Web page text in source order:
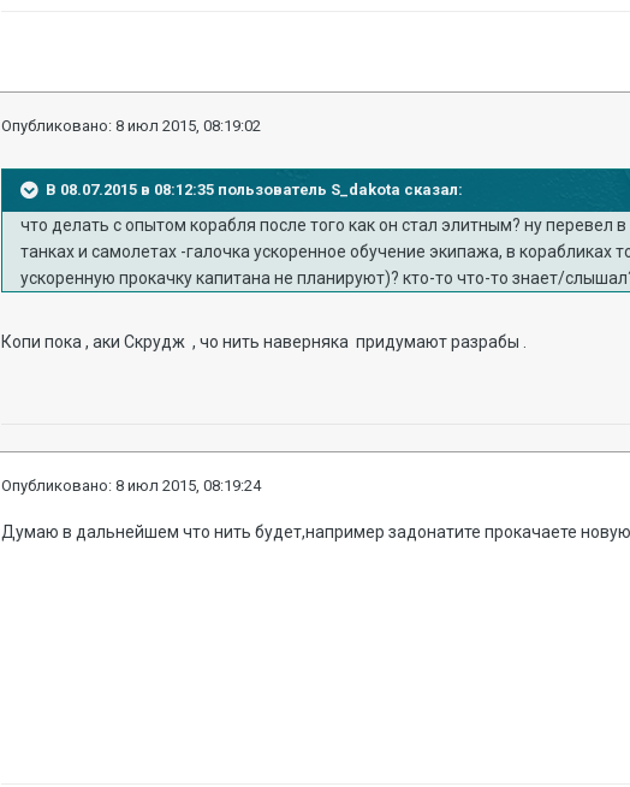
Опубликовано:8 июл 2015, 08:19:02
В 08.07.2015 в 08:12:35 пользователь S_dakota сказал:
что делать с опытом корабля после того как он стал элитным? ну перевел
танках и самолетах -галочка ускоренное обучение экипажа, в корабликах
ускоренную прокачку капитана не планируют)? кто-то что-то знает/
Копи пока , аки Скрудж , чо нить наверняка придумают разрабы .
Опубликовано:8 июл 2015, 08:19:24
Думаю в дальнейшем что нить будет,например задонатите прокачаете новую